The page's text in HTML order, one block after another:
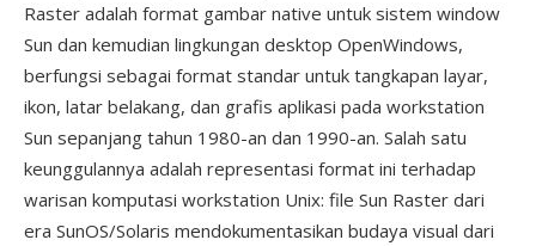
Raster adalah format gambar native untuk sistem window
Sun dan kemudian lingkungan desktop OpenWindows,
berfungsi sebagai format standar untuk tangkapan layar,
ikon, latar belakang, dan grafis aplikasi pada workstation
Sun sepanjang tahun 1980-an dan 1990-an. Salah satu
keunggulannya adalah representasi format ini terhadap
warisan komputasi workstation Unix: file Sun Raster dari
era SunOS/Solaris mendokumentasikan budaya visual dari